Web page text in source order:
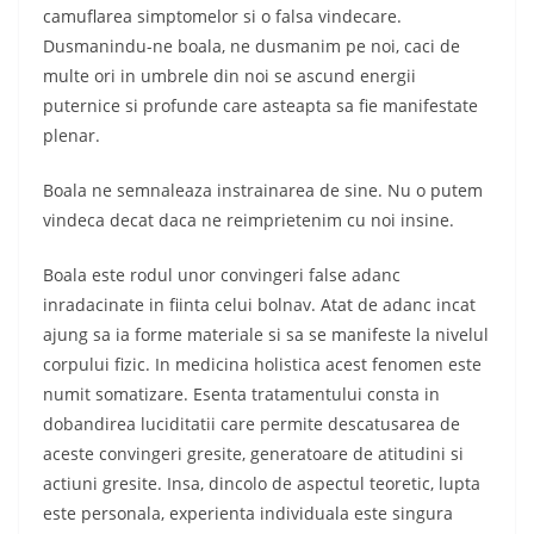
camuflarea simptomelor si o falsa vindecare.
Dusmanindu-ne boala, ne dusmanim pe noi, caci de
multe ori in umbrele din noi se ascund energii
puternice si profunde care asteapta sa fie manifestate
plenar.
Boala ne semnaleaza instrainarea de sine. Nu o putem
vindeca decat daca ne reimprietenim cu noi insine.
Boala este rodul unor convingeri false adanc
inradacinate in fiinta celui bolnav. Atat de adanc incat
ajung sa ia forme materiale si sa se manifeste la nivelul
corpului fizic. In medicina holistica acest fenomen este
numit somatizare. Esenta tratamentului consta in
dobandirea luciditatii care permite descatusarea de
aceste convingeri gresite, generatoare de atitudini si
actiuni gresite. Insa, dincolo de aspectul teoretic, lupta
este personala, experienta individuala este singura